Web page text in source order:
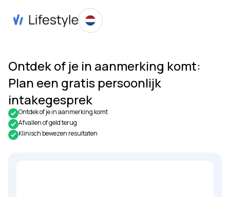
Ontdek of je in aanmerking komt:
Plan een gratis persoonlijk
intakegesprek
Ontdek of je in aanmerking komt
Afvallen of geld terug
Klinisch bewezen resultaten